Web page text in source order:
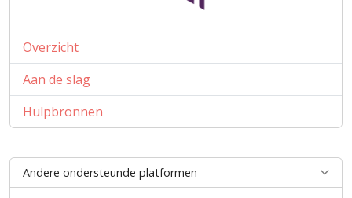
Overzicht
Aan de slag
Hulpbronnen
Andere ondersteunde platformen